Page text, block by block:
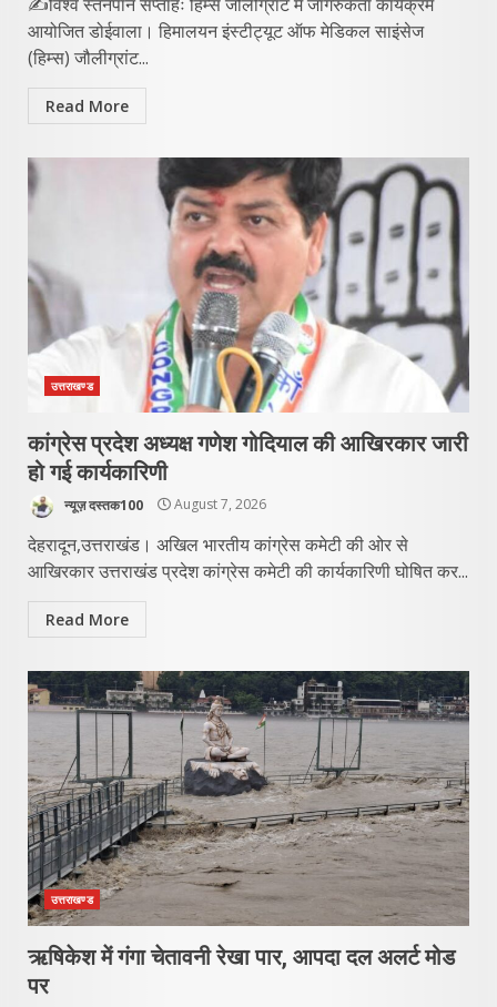
आयोजित डोईवाला। हिमालयन इंस्टीट्यूट ऑफ मेडिकल साइंसेज
(हिम्स) जौलीग्रांट...
Read More
उत्तराखण्ड
कांग्रेस प्रदेश अध्यक्ष गणेश गोदियाल की आखिरकार जारी
हो गई कार्यकारिणी
न्यूज़ दस्तक100 August 7, 2026
देहरादून,उत्तराखंड। अखिल भारतीय कांग्रेस कमेटी की ओर से
आखिरकार उत्तराखंड प्रदेश कांग्रेस कमेटी की कार्यकारिणी घोषित कर...
Read More
उत्तराखण्ड
ऋषिकेश में गंगा चेतावनी रेखा पार, आपदा दल अलर्ट मोड
पर